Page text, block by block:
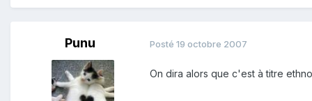
Punu Posté 19 octobre 2007
On dira alors que c'est à titre